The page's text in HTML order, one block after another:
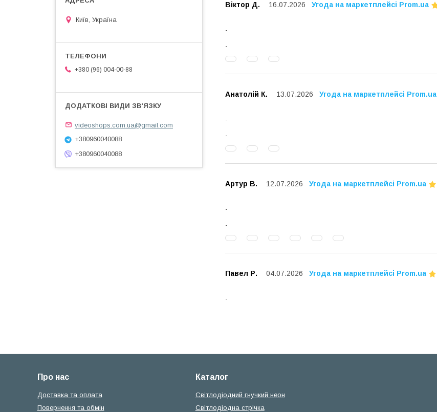
Віктор Д. 16.07.2026 Угода на маркетплейсі Prom.ua
Анатолій К. 13.07.2026 Угода на маркетплейсі Prom.ua
Артур В. 12.07.2026 Угода на маркетплейсі Prom.ua
Павел Р. 04.07.2026 Угода на маркетплейсі Prom.ua
Київ, Україна
+380 (96) 004-00-88
videoshops.com.ua@gmail.com
+380960040088
+380960040088
Про нас
Доставка та оплата
Повернення та обмін
Каталог
Світлодіодний гнучкий неон
Світлодіодна стрічка